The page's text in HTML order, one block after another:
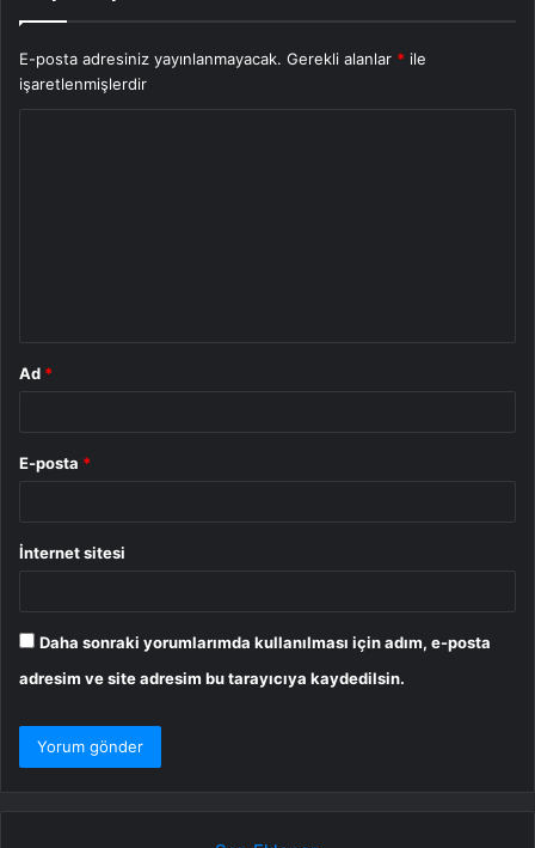
E-posta adresiniz yayınlanmayacak. Gerekli alanlar * ile
işaretlenmişlerdir
Ad *
E-posta *
İnternet sitesi
Daha sonraki yorumlarımda kullanılması için adım, e-posta
adresim ve site adresim bu tarayıcıya kaydedilsin.